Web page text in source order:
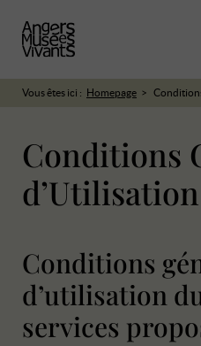
Vous êtes ici : Homepage
Conditions
Conditions
d’utilisation
services